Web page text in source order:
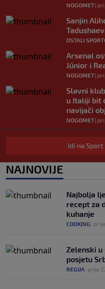
NOGOMET|
Sanjin
OSTALI
Arsenal
Júnior i
NOGOMET|
Slavni
u Italiji bit
navijači
NOGOMET|
„gomila
Idi na Sport
NAJNOVIJE
Najbolja
recept za
kuhanje
COOKING
Zelenski u
posjetu
REGIJA prije